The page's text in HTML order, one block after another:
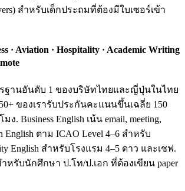
สำหรับเด็กประถมที่ต้องมีใบเซอร์เข้า
· Aviation · Hospitality · Academic Writing
รฐานอันดับ 1 ของบริษัทไทยและญี่ปุ่นในไทย
ของเรารับประกันคะแนนขึ้นเฉลี่ย 150
. Business English เน้น email, meeting,
English ตาม ICAO Level 4–6 สำหรับ
English สำหรับโรงแรม 4–5 ดาว และเชฟ.
ำหรับนักศึกษา ป.โท/ป.เอก ที่ต้องเขียน paper